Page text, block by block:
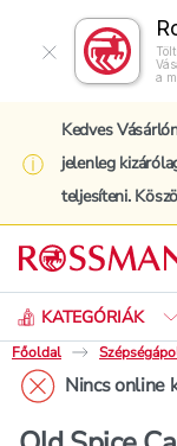
a
Kedves
jelenleg
teljesíteni.
KATEGÓRIÁK
Keresés
Főoldal
Nincs online